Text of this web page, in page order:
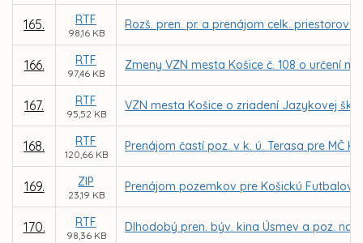
165. RTF
98,16 KB
Rozš. pren. pr. a prenájom celk. priestorov
166. RTF
97,46 KB
Zmeny VZN mesta Košice č. 108 o určení
167. RTF
95,52 KB
VZN mesta Košice o zriadení Jazykovej
168. RTF
120,66 KB
Prenájom častí poz. v k. ú. Terasa pre MČ
169. ZIP
23,19 KB
Prenájom pozemkov pre Košickú
170. RTF
98,36 KB
Dlhodobý pren. býv. kina Úsmev a poz. na